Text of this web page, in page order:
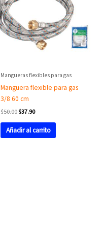
Mangueras flexibles para gas
Manguera flexible para gas
3/8 60 cm
$50.00$37.90
Añadir al carrito